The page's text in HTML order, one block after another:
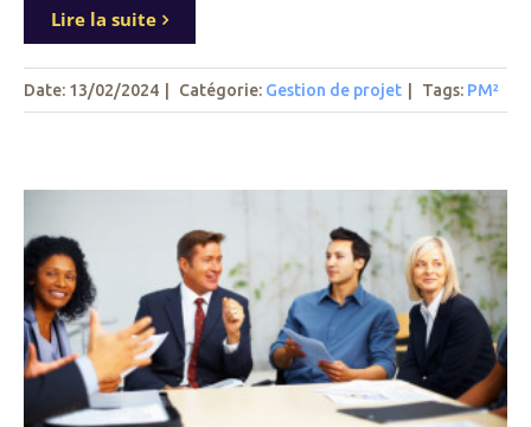
Lire la suite
Date: 13/02/2024 Catégorie: Gestion de projet Tags: PM²